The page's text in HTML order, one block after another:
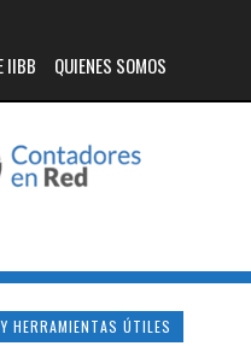
IIBB QUIENES SOMOS
HERRAMIENTAS ÚTILES